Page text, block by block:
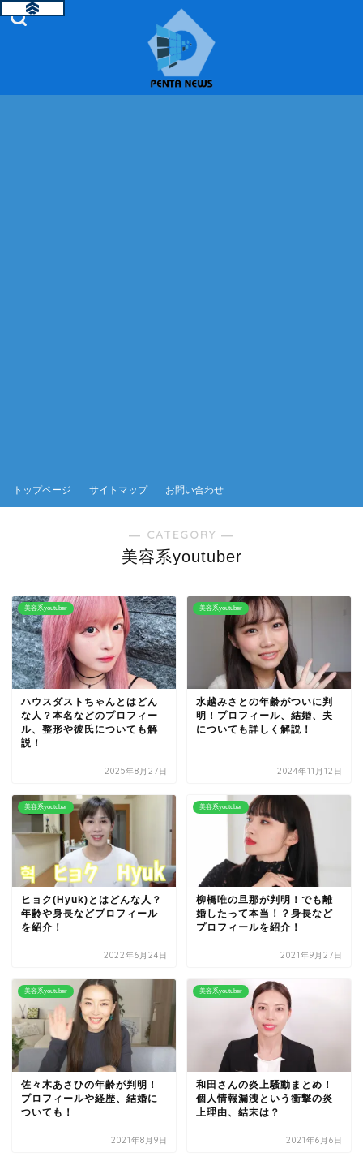
トップページ サイトマップ お問い合わせ
― CATEGORY ―
美容系youtuber
美容系youtuber
ハウスダストちゃんとはどん
な人？本名などのプロフィー
ル、整形や彼氏についても解
説！
2025年8月27日
美容系youtuber
水越みさとの年齢がついに判
明！プロフィール、結婚、夫
についても詳しく解説！
2024年11月12日
美容系youtuber
ヒョク(Hyuk)とはどんな人？
年齢や身長などプロフィール
を紹介！
2022年6月24日
美容系youtuber
柳橋唯の旦那が判明！でも離
婚したって本当！？身長など
プロフィールを紹介！
2021年9月27日
美容系youtuber
佐々木あさひの年齢が判明！
プロフィールや経歴、結婚に
ついても！
2021年8月9日
美容系youtuber
和田さんの炎上騒動まとめ！
個人情報漏洩という衝撃の炎
上理由、結末は？
2021年6月6日